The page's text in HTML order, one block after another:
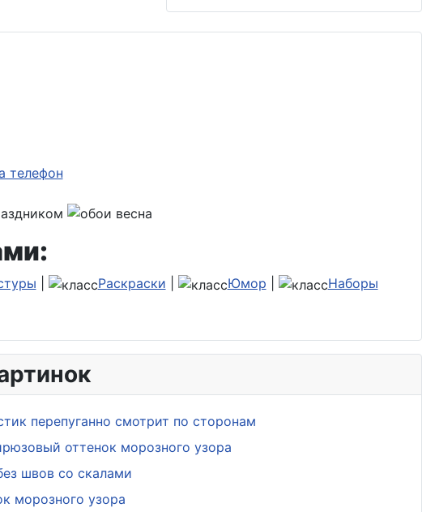
Раскраски Юмор Наборы
перепуганно смотрит по сторонам
оттенок морозного узора
швов со скалами
морозного узора